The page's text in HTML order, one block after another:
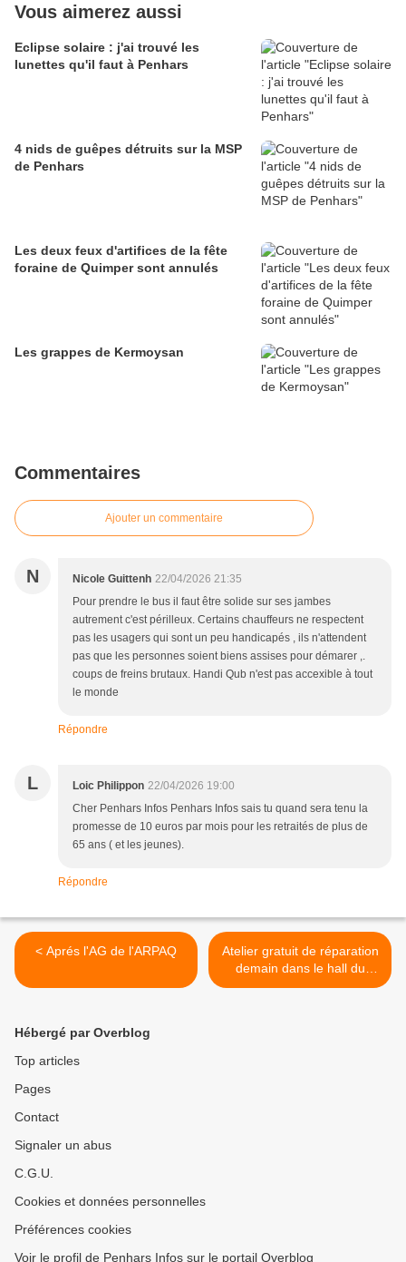
Vous aimerez aussi
Eclipse solaire : j'ai trouvé les
lunettes qu'il faut à Penhars
4 nids de guêpes détruits sur la MSP
de Penhars
Les deux feux d'artifices de la fête
foraine de Quimper sont annulés
Les grappes de Kermoysan
Commentaires
Ajouter un commentaire
N Nicole Guittenh 22/04/2026 21:35
Pour prendre le bus il faut être solide sur ses jambes
autrement c'est périlleux. Certains chauffeurs ne respectent
pas les usagers qui sont un peu handicapés , ils n'attendent
pas que les personnes soient biens assises pour démarer ,.
coups de freins brutaux. Handi Qub n'est pas accexible à tout
le monde
Répondre
L Loic Philippon 22/04/2026 19:00
Cher Penhars Infos Penhars Infos sais tu quand sera tenu la
promesse de 10 euros par mois pour les retraités de plus de
65 ans ( et les jeunes).
Répondre
< Aprés l'AG de l'ARPAQ
Atelier gratuit de réparation
demain dans le hall du
centre commercial de
Hébergé par Overblog
Top articles
Pages
Contact
Signaler un abus
C.G.U.
Cookies et données personnelles
Préférences cookies
Voir le profil de Penhars Infos sur le portail Overblog